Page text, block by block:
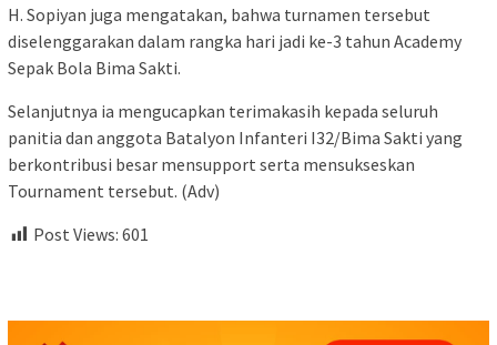
H. Sopiyan juga mengatakan, bahwa turnamen tersebut
diselenggarakan dalam rangka hari jadi ke-3 tahun Academy
Sepak Bola Bima Sakti.
Selanjutnya ia mengucapkan terimakasih kepada seluruh
panitia dan anggota Batalyon Infanteri I32/Bima Sakti yang
berkontribusi besar mensupport serta mensukseskan
Tournament tersebut. (Adv)
Post Views: 601